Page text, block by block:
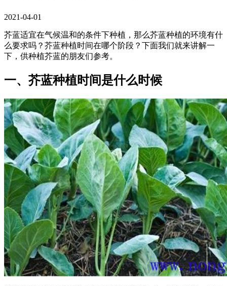
2021-04-01
芥蓝适宜在气候温和的条件下种植，那么芥蓝种植的环境有什
么要求吗？芥蓝种植时间在哪个阶段？下面我们就来讲解一
下，供种植芥蓝的朋友们参考。
一、芥蓝种植时间是什么时候